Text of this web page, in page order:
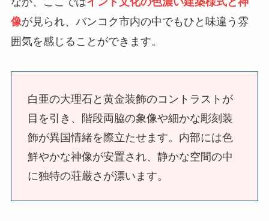
像が見られ、バンコク市内の中でもひと味違う雰
囲気を感じることができます。
白亜の大理石と黄金装飾のコントラストが
目を引き、階段両脇の象像や細かな彫刻装
飾が異国情緒を際立たせます。内部には色
鮮やかな神像が安置され、静かな空間の中
に独特の荘厳さが漂います。